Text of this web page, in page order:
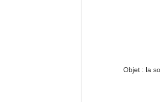
Objet : la